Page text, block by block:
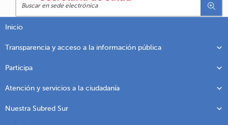
Inicio
Transparencia y acceso a la información pública
Participa
Atención y servicios a la ciudadanía
Nuestra Subred Sur